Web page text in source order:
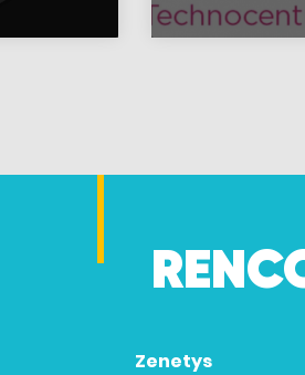
Zenetys